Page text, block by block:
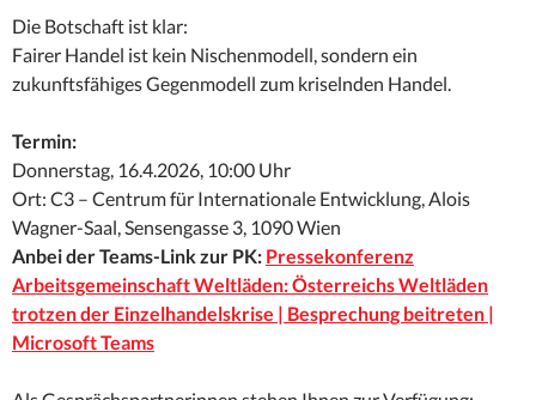
Die Botschaft ist klar:
Fairer Handel ist kein Nischenmodell, sondern ein
zukunftsfähiges Gegenmodell zum kriselnden Handel.
Termin:
Donnerstag, 16.4.2026, 10:00 Uhr
Ort: C3 – Centrum für Internationale Entwicklung, Alois
Wagner-Saal, Sensengasse 3, 1090 Wien
Anbei der Teams-Link zur PK: Pressekonferenz
Arbeitsgemeinschaft Weltläden: Österreichs Weltläden
trotzen der Einzelhandelskrise | Besprechung beitreten |
Microsoft Teams